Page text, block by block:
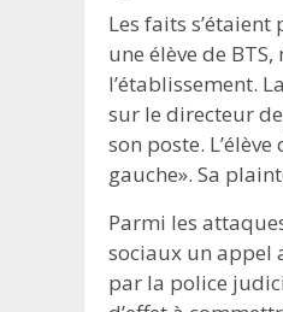
Les faits
une élève de
l’établissement.
sur le directeur
son poste.
gauche». Sa
Parmi les
sociaux un appel
par la police